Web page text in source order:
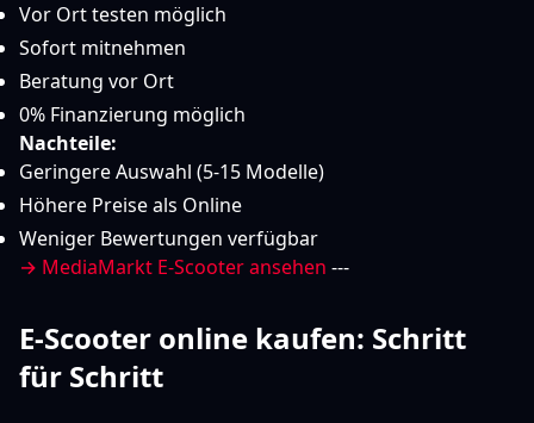
Vor Ort testen möglich
Sofort mitnehmen
Beratung vor Ort
0% Finanzierung möglich
Nachteile:
Geringere Auswahl (5-15 Modelle)
Höhere Preise als Online
Weniger Bewertungen verfügbar
→ MediaMarkt E-Scooter ansehen ---
E-Scooter online kaufen: Schritt
für Schritt